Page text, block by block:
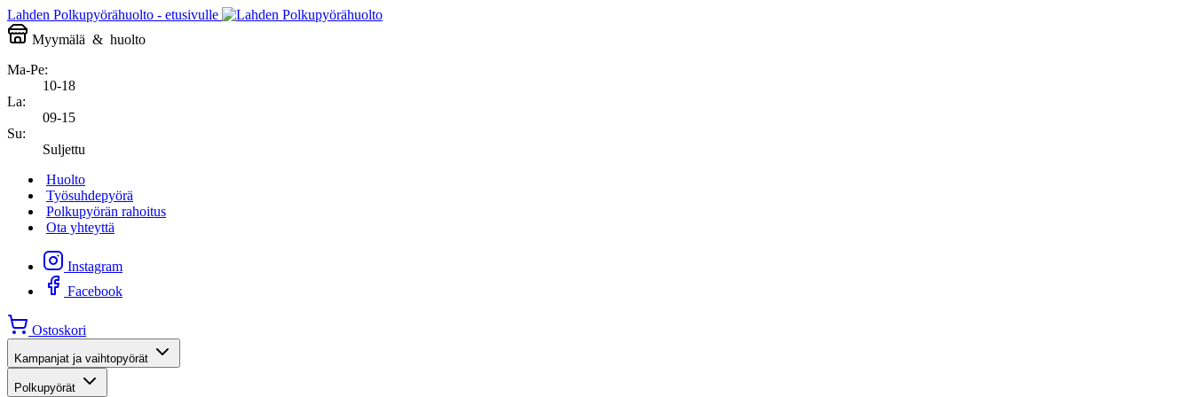
Lahden Polkupyörähuolto - etusivulle
Myymälä & huolto
Ma-Pe:
10-18
La:
09-15
Su:
Suljettu
Huolto
Työsuhdepyörä
Polkupyörän rahoitus
Ota yhteyttä
Instagram
Facebook
Ostoskori
Kampanjat ja vaihtopyörät
Polkupyörät